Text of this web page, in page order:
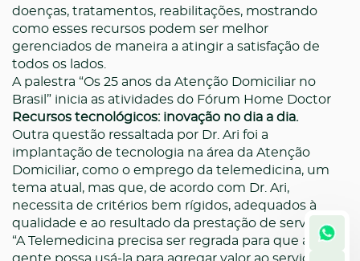
doenças, tratamentos, reabilitações, mostrando
como esses recursos podem ser melhor
gerenciados de maneira a atingir a satisfação de
todos os lados.
A palestra “Os 25 anos da Atenção Domiciliar no
Brasil” inicia as atividades do Fórum Home Doctor
Recursos tecnológicos: inovação no dia a dia.
Outra questão ressaltada por Dr. Ari foi a
implantação de tecnologia na área da Atenção
Domiciliar, como o emprego da telemedicina, um
tema atual, mas que, de acordo com Dr. Ari,
necessita de critérios bem rígidos, adequados à
qualidade e ao resultado da prestação de serviço.
“A Telemedicina precisa ser regrada para que a